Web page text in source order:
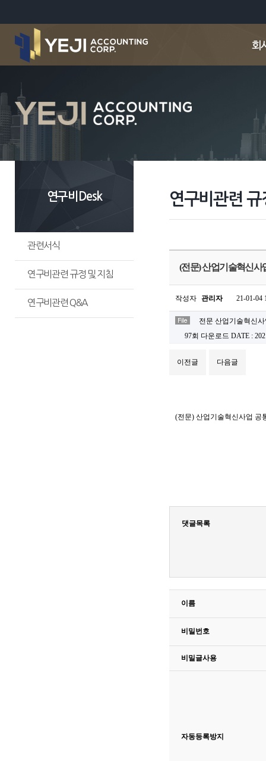
연구비Desk
관련서식
연구비관련 규정 및 지침
연구비관련 Q&A
연구비관련 규
(전문) 산업기술혁신사
작성자 관리자 21-01-04
전문 산업기술혁신
97회 다운로드 DATE :
이전글 다음글
(전문) 산업기술혁신사업 공
댓글목록
이름
비밀번호
비밀글사용
자동등록방지